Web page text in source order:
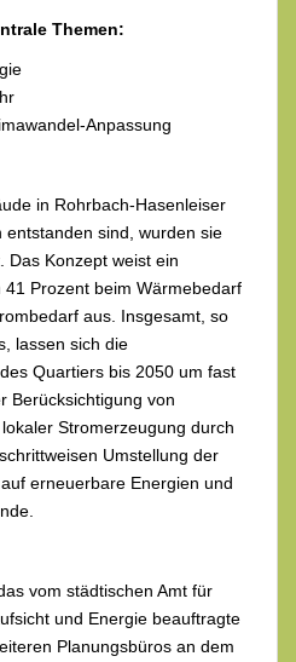
Themen:
Anpassung
in Rohrbach-Hasenleiser
sind, wurden sie
Das Konzept weist ein
Prozent beim Wärmebedarf
aus. Insgesamt, so
lassen sich die
Quartiers bis 2050 um fast
Berücksichtigung von
Stromerzeugung durch
Umstellung der
erneuerbare Energien und
vom städtischen Amt für
und Energie beauftragte
Planungsbüros an dem